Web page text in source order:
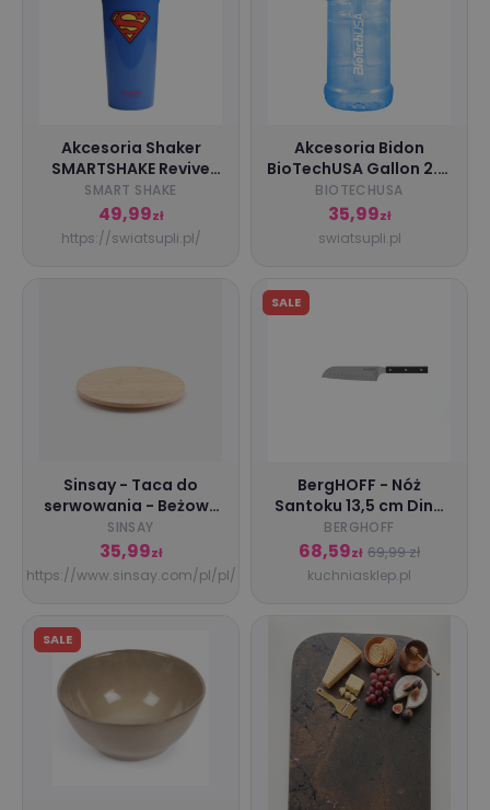
Akcesoria Shaker
SMARTSHAKE Revive
SuperMan 800ml
SMART SHAKE
49,99zł
https://swiatsupli.pl/
Akcesoria Bidon
BioTechUSA Gallon 2.2l
: Kolory - Niebieski
BIOTECHUSA
35,99zł
swiatsupli.pl
Sinsay - Taca do
serwowania - Beżowy
- uniseks - 7929Z-08X
SINSAY
35,99zł
https://www.sinsay.com/pl/pl/
SALE
BergHOFF - Nóż
Santoku 13,5 cm Dina
Gene
BERGHOFF
68,59zł 69,99 zł
kuchniasklep.pl
SALE